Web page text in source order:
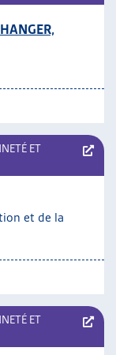
ET
et de la
ET